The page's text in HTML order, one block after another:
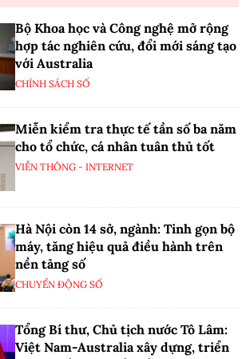
Bộ Khoa học và Công nghệ mở rộng
hợp tác nghiên cứu, đổi mới sáng tạo
với Australia
CHÍNH SÁCH SỐ
Miễn kiểm tra thực tế tần số ba năm
cho tổ chức, cá nhân tuân thủ tốt
VIỄN THÔNG - INTERNET
Hà Nội còn 14 sở, ngành: Tinh gọn bộ
máy, tăng hiệu quả điều hành trên
nền tảng số
CHUYỂN ĐỘNG SỐ
Tổng Bí thư, Chủ tịch nước Tô Lâm:
Việt Nam-Australia xây dựng, triển